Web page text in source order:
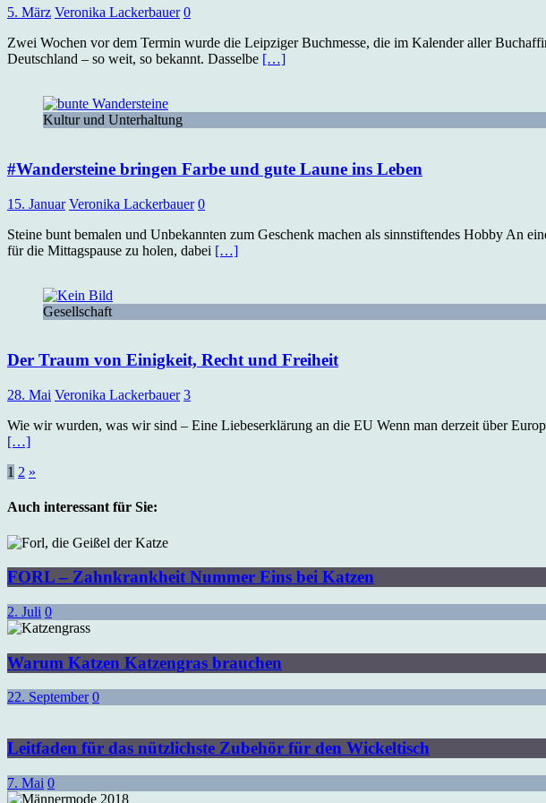
5. März Veronika Lackerbauer 0
Zwei Wochen vor dem Termin wurde die Leipziger Buchmesse, die im Kalender aller
Deutschland – so weit, so bekannt. Dasselbe […]
Kultur und Unterhaltung
#Wandersteine bringen Farbe und gute Laune ins Leben
15. Januar Veronika Lackerbauer 0
Steine bunt bemalen und Unbekannten zum Geschenk machen als sinnstiftendes Hobby An
für die Mittagspause zu holen, dabei […]
Gesellschaft
Der Traum von Einigkeit, Recht und Freiheit
28. Mai Veronika Lackerbauer 3
Wie wir wurden, was wir sind – Eine Liebeserklärung an die EU Wenn man derzeit über
[…]
Seitennummerierung
der
1 2 »
Auch interessant für Sie:
FORL – Zahnkrankheit Nummer Eins bei Katzen
2. Juli 0
Warum Katzen Katzengras brauchen
22. September 0
Leitfaden für das nützlichste Zubehör für den Wickeltisch
7. Mai 0